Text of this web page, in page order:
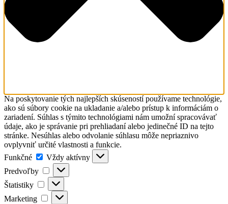
Na poskytovanie tých najlepších skúseností používame technológie,
ako sú súbory cookie na ukladanie a/alebo prístup k informáciám o
zariadení. Súhlas s týmito technológiami nám umožní spracovávať
údaje, ako je správanie pri prehliadaní alebo jedinečné ID na tejto
stránke. Nesúhlas alebo odvolanie súhlasu môže nepriaznivo
ovplyvniť určité vlastnosti a funkcie.
Funkčné
Funkčné
Vždy aktívny
Predvoľby
Predvoľby
Štatistiky Štatistiky
Marketing Marketing